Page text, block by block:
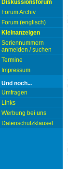
Diskussionsforum
Forum Archiv
Forum (englisch)
Kleinanzeigen
Seriennummern
anmelden / suchen
Termine
Impressum
Und noch...
Umfragen
Links
Werbung bei uns
Datenschutzklausel